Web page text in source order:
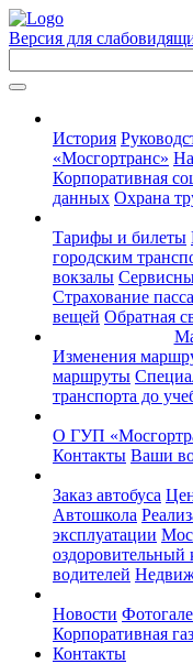
Версия для
История
«Мосгортранс»
Корпоративная
данных Охрана
Тарифы и билеты
городским
вокзалы
Страхование
вещей Обратная
Изменения
маршруты
транспорта до
О ГУП
Контакты Ваши
Заказ автобуса
Автошкола
эксплуатации
оздоровительный
водителей
Новости
Корпоративная
Контакты